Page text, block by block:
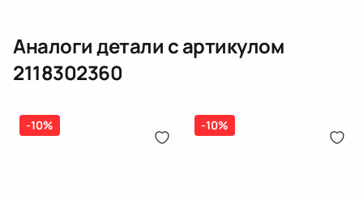
топлива, ТНВД (бензин, дизель), форсунка
бензиновая (дизельная) механическая
(электрическая), инжектор
дозатор-распределитель топлива
Оплата онлайн
Карта рассрочки онлайн
Аналоги детали с артикулом
2118302360
-10% -10%